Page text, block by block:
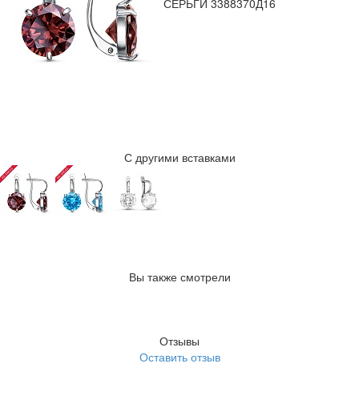
С другими вставками
Вы также смотрели
Отзывы
Оставить отзыв